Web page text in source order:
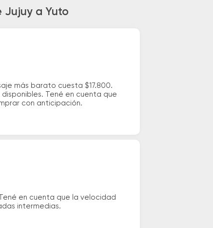
Jujuy a Yuto
más barato cuesta $17.800.
Tené en cuenta que
con anticipación.
en cuenta que la velocidad
intermedias.